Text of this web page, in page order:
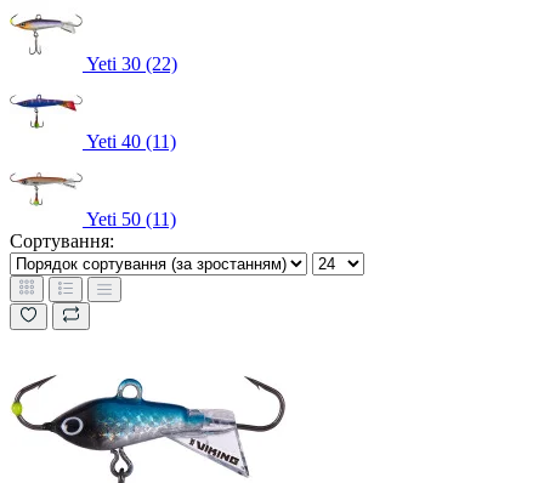
Yeti 30 (22)
Yeti 40 (11)
Yeti 50 (11)
Сортування: